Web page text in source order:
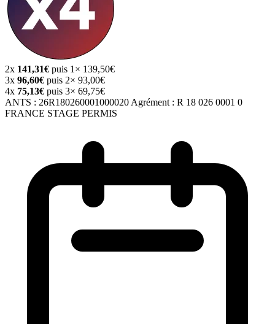
2x 141,31€ puis 1× 139,50€
3x 96,60€ puis 2× 93,00€
4x 75,13€ puis 3× 69,75€
ANTS : 26R180260001000020 Agrément : R 18 026 0001 0
FRANCE STAGE PERMIS